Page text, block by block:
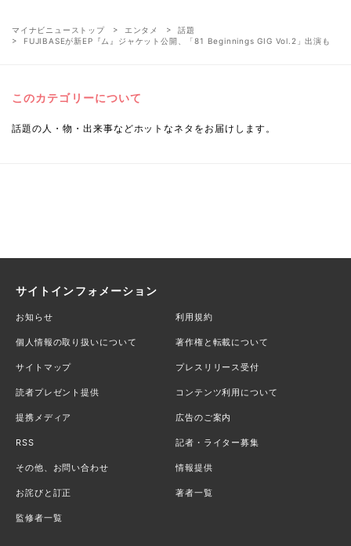
マイナビニューストップ エンタメ
話題
FUJIBASEが新EP『ム』ジャケット公開、「81 Beginnings GIG Vol.2」出演も
このカテゴリーについて
話題の人・物・出来事などホットなネタをお届けします。
サイトインフォメーション
お知らせ 利用規約
個人情報の取り扱いについて 著作権と転載について
サイトマップ プレスリリース受付
読者プレゼント提供 コンテンツ利用について
提携メディア 広告のご案内
RSS 記者・ライター募集
その他、お問い合わせ 情報提供
お詫びと訂正 著者一覧
監修者一覧